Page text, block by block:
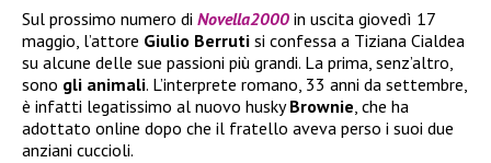
Sul prossimo numero di Novella2000 in uscita giovedì 17
maggio, l’attore Giulio Berruti si confessa a Tiziana Cialdea
su alcune delle sue passioni più grandi. La prima, senz’altro,
sono gli animali. L’interprete romano, 33 anni da settembre,
è infatti legatissimo al nuovo huskyBrownie, che ha
adottato online dopo che il fratello aveva perso i suoi due
anziani cuccioli.